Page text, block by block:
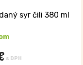
syr čili 380 ml
s DPH